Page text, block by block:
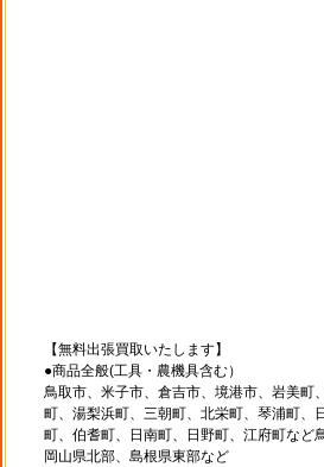
【無料出張買取いたします】
●商品全般(工具・農機具含む）
鳥取市、米子市、倉吉市、境港市、岩美町
町、湯梨浜町、三朝町、北栄町、琴浦町、
町、伯耆町、日南町、日野町、江府町など
岡山県北部、島根県東部など